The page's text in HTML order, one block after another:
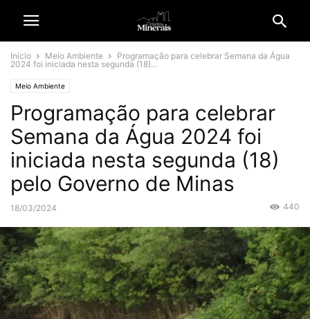
Início Meio Ambiente
Programação para celebrar Semana da Água
2024 foi iniciada nesta segunda (18)...
Meio Ambiente
Programação para celebrar
Semana da Água 2024 foi
iniciada nesta segunda (18)
pelo Governo de Minas
18/03/2024 440